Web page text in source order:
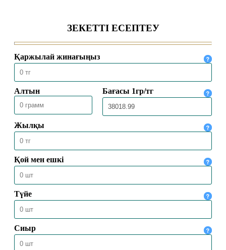
09.01.2026 6007
БИОТОКПЕН ЕМДЕУ ҮКІМІ
09.01.2026